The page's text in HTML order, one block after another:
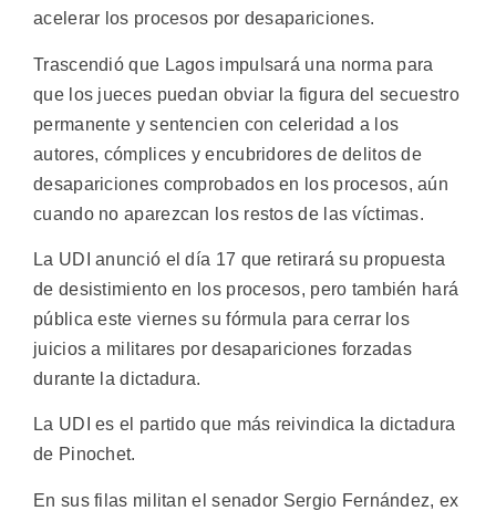
acelerar los procesos por desapariciones.
Trascendió que Lagos impulsará una norma para
que los jueces puedan obviar la figura del secuestro
permanente y sentencien con celeridad a los
autores, cómplices y encubridores de delitos de
desapariciones comprobados en los procesos, aún
cuando no aparezcan los restos de las víctimas.
La UDI anunció el día 17 que retirará su propuesta
de desistimiento en los procesos, pero también hará
pública este viernes su fórmula para cerrar los
juicios a militares por desapariciones forzadas
durante la dictadura.
La UDI es el partido que más reivindica la dictadura
de Pinochet.
En sus filas militan el senador Sergio Fernández, ex